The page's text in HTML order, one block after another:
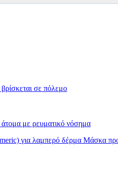
σε πόλεμο
άτομα με ρευματικό νόσημα
για λαμπερό δέρμα Μάσκα